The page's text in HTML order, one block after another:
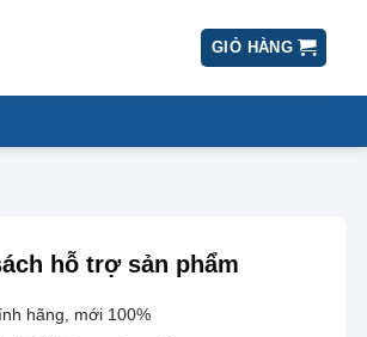
GIỎ HÀNG
hỗ trợ sản phẩm
hãng, mới 100%